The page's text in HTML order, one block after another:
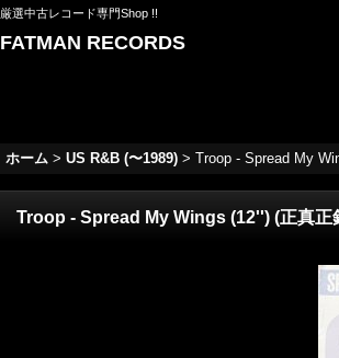
厳選中古レコード専門Shop !!
FATMAN RECORDS
ホーム > US R&B (〜1989) > Troop - Spread My
Troop - Spread My Wings (12'') (正真